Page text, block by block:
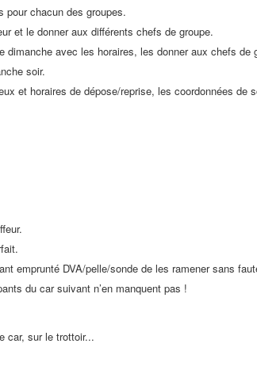
pour chacun des groupes.
et le donner aux différents chefs de groupe.
dimanche avec les horaires, les donner aux chefs de
soir.
et horaires de dépose/reprise, les coordonnées de
emprunté DVA/pelle/sonde de les ramener sans
du car suivant n’en manquent pas !
car, sur le trottoir...